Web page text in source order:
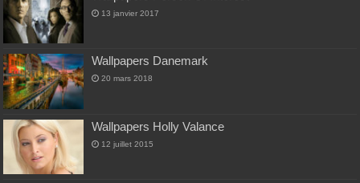
13 janvier 2017
Wallpapers Danemark
20 mars 2018
Wallpapers Holly Valance
12 juillet 2015